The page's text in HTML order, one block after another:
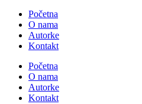
Početna
O nama
Autorke
Kontakt
Početna
O nama
Autorke
Kontakt